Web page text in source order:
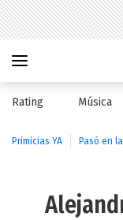
Rating Música
Primicias YA Pasó en